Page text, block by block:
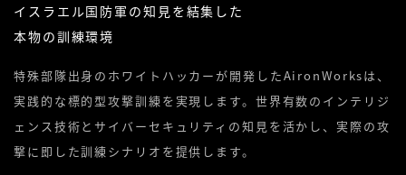
イスラエル国防軍の知見を結集した
本物の訓練環境
特殊部隊出身のホワイトハッカーが開発したAironWorksは、
実践的な標的型攻撃訓練を実現します。世界有数のインテリジ
ェンス技術とサイバーセキュリティの知見を活かし、実際の攻
撃に即した訓練シナリオを提供します。